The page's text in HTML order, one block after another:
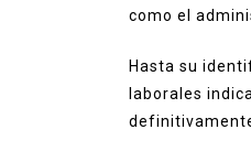
como el
Hasta su
laborales